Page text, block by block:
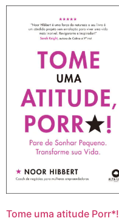
Tome uma atitude Porr*!